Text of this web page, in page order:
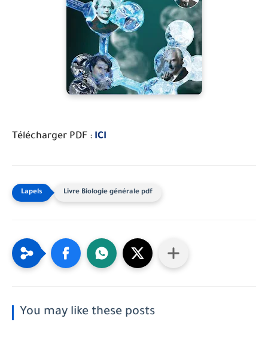
Télécharger PDF : ICI
Livre Biologie générale pdf
You may like these posts